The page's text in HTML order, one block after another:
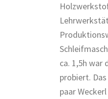
ca. 1,5h war
probiert.
paar